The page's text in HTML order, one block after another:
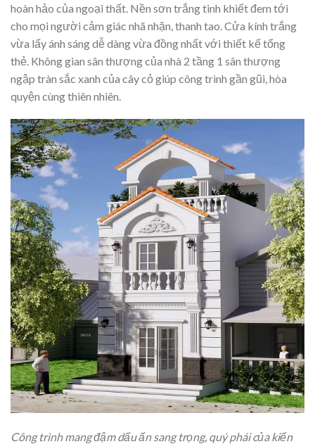
hoàn hảo của ngoại thất. Nền sơn trắng tinh khiết đem tới
cho mọi người cảm giác nhã nhặn, thanh tao. Cửa kính trắng
vừa lấy ánh sáng dễ dàng vừa đồng nhất với thiết kế tổng
thẻ. Không gian sân thượng của nhà 2 tầng 1 sân thượng
ngập tràn sắc xanh của cây cỏ giúp công trình gần gũi, hòa
quyện cùng thiên nhiên.
Công trình mang đậm dấu ấn sang trọng, quý phái của kiến